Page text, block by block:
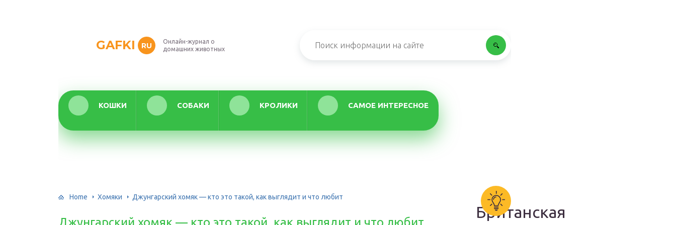
GAFKI RU
Онлайн-журнал о
домашних животных
КОШКИ СОБАКИ КРОЛИКИ САМОЕ ИНТЕРЕСНОЕ
Home Хомяки Джунгарский хомяк — кто это такой, как выглядит и что любит
Джунгарский хомяк — кто это такой, как выглядит и что любит
Британская